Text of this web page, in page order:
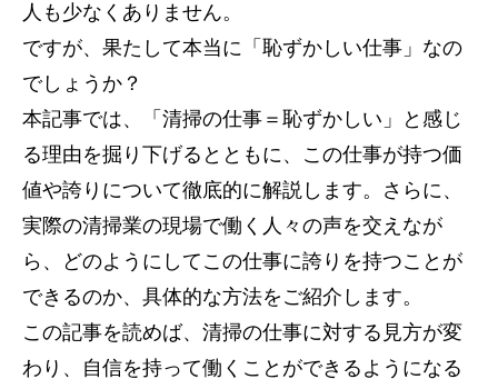
人も少なくありません。
ですが、果たして本当に「恥ずかしい仕事」なの
でしょうか？
本記事では、「清掃の仕事＝恥ずかしい」と感じ
る理由を掘り下げるとともに、この仕事が持つ価
値や誇りについて徹底的に解説します。さらに、
実際の清掃業の現場で働く人々の声を交えなが
ら、どのようにしてこの仕事に誇りを持つことが
できるのか、具体的な方法をご紹介します。
この記事を読めば、清掃の仕事に対する見方が変
わり、自信を持って働くことができるようになる